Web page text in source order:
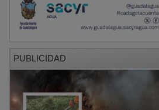
PUBLICIDAD